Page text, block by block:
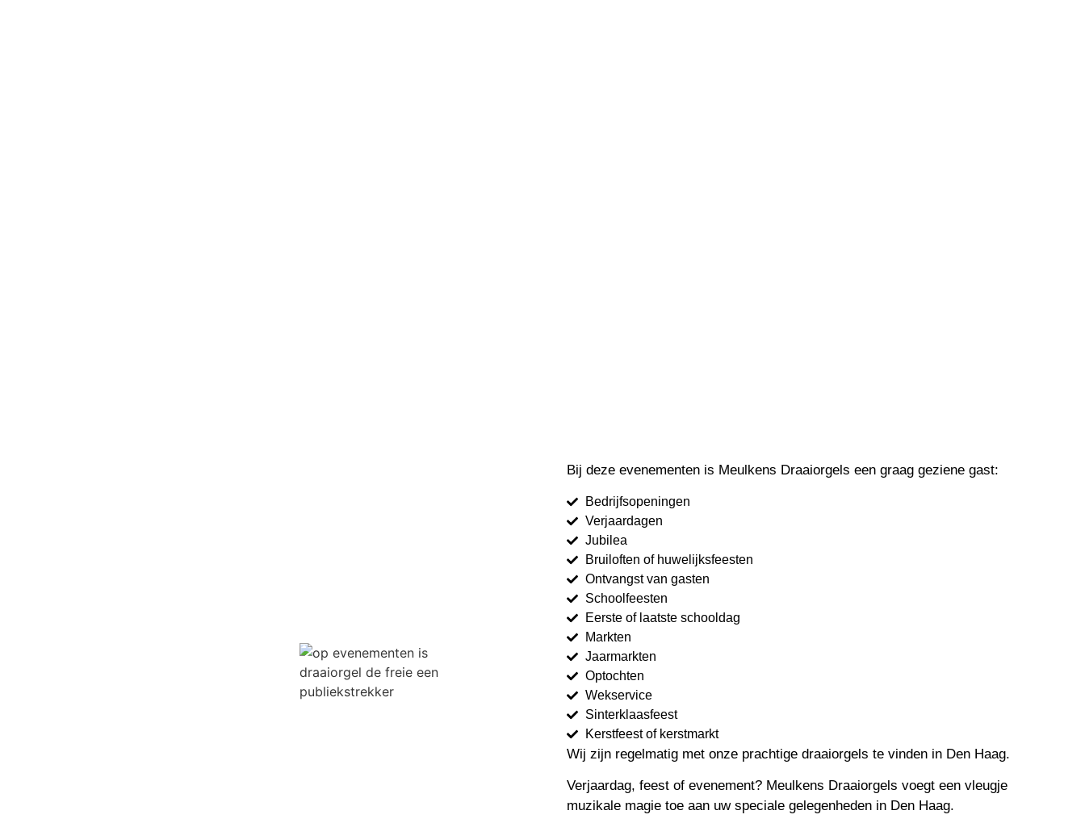
Bij deze evenementen is Meulkens Draaiorgels een graag geziene gast:
Bedrijfsopeningen
Verjaardagen
Jubilea
Bruiloften of huwelijksfeesten
Ontvangst van gasten
Schoolfeesten
Eerste of laatste schooldag
Markten
Jaarmarkten
Optochten
Wekservice
Sinterklaasfeest
Kerstfeest of kerstmarkt
Wij zijn regelmatig met onze prachtige draaiorgels te vinden in Den Haag.
Verjaardag, feest of evenement? Meulkens Draaiorgels voegt een vleugje
muzikale magie toe aan uw speciale gelegenheden in Den Haag.